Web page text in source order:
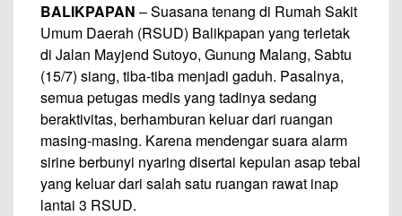
BALIKPAPAN – Suasana tenang di Rumah Sakit
Umum Daerah (RSUD) Balikpapan yang terletak
di Jalan Mayjend Sutoyo, Gunung Malang, Sabtu
(15/7) siang, tiba-tiba menjadi gaduh. Pasalnya,
semua petugas medis yang tadinya sedang
beraktivitas, berhamburan keluar dari ruangan
masing-masing. Karena mendengar suara alarm
sirine berbunyi nyaring disertai kepulan asap tebal
yang keluar dari salah satu ruangan rawat inap
lantai 3 RSUD.